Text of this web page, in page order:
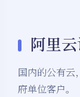
阿里
国内的公有云
府单位客户。